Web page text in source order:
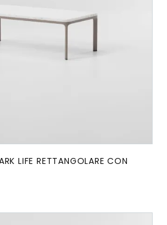
LIFE RETTANGOLARE CON